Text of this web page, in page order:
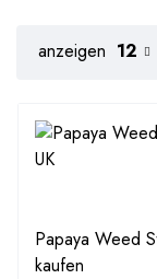
anzeigen 12
Papaya Weed
kaufen